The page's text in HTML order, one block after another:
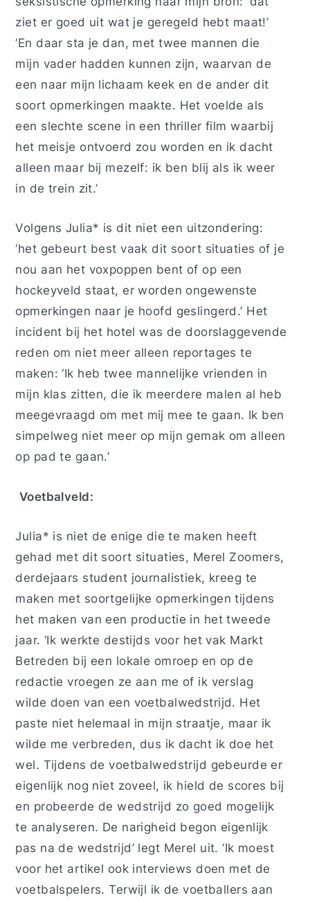
ziet er goed uit wat je geregeld hebt maat!’
‘En daar sta je dan, met twee mannen die
mijn vader hadden kunnen zijn, waarvan de
een naar mijn lichaam keek en de ander dit
soort opmerkingen maakte. Het voelde als
een slechte scene in een thriller film waarbij
het meisje ontvoerd zou worden en ik dacht
alleen maar bij mezelf: ik ben blij als ik weer
in de trein zit.’
Volgens Julia* is dit niet een uitzondering:
‘het gebeurt best vaak dit soort situaties of je
nou aan het voxpoppen bent of op een
hockeyveld staat, er worden ongewenste
opmerkingen naar je hoofd geslingerd.’ Het
incident bij het hotel was de doorslaggevende
reden om niet meer alleen reportages te
maken: ‘Ik heb twee mannelijke vrienden in
mijn klas zitten, die ik meerdere malen al heb
meegevraagd om met mij mee te gaan. Ik ben
simpelweg niet meer op mijn gemak om alleen
op pad te gaan.’
Voetbalveld:
Julia* is niet de enige die te maken heeft
gehad met dit soort situaties, Merel Zoomers,
derdejaars student journalistiek, kreeg te
maken met soortgelijke opmerkingen tijdens
het maken van een productie in het tweede
jaar. ‘Ik werkte destijds voor het vak Markt
Betreden bij een lokale omroep en op de
redactie vroegen ze aan me of ik verslag
wilde doen van een voetbalwedstrijd. Het
paste niet helemaal in mijn straatje, maar ik
wilde me verbreden, dus ik dacht ik doe het
wel. Tijdens de voetbalwedstrijd gebeurde er
eigenlijk nog niet zoveel, ik hield de scores bij
en probeerde de wedstrijd zo goed mogelijk
te analyseren. De narigheid begon eigenlijk
pas na de wedstrijd’ legt Merel uit. ‘Ik moest
voor het artikel ook interviews doen met de
voetbalspelers. Terwijl ik de voetballers aan